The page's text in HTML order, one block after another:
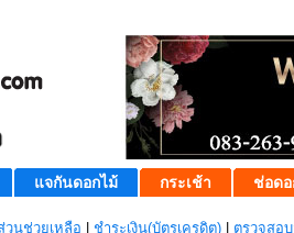
แจกันดอกไม้ กระเช้า ช่อดอ
วนช่วยเหลือ ชำระเงิน(บัตรเครดิต) ตรวจสอ